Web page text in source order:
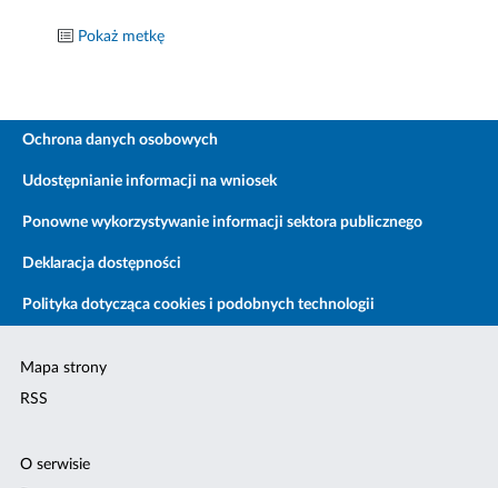
Pokaż metkę
Ochrona danych osobowych
Udostępnianie informacji na wniosek
Ponowne wykorzystywanie informacji sektora publicznego
Deklaracja dostępności
Polityka dotycząca cookies i podobnych technologii
Mapa strony
RSS
O serwisie